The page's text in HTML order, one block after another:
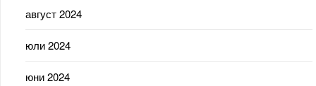
август 2024
юли 2024
юни 2024